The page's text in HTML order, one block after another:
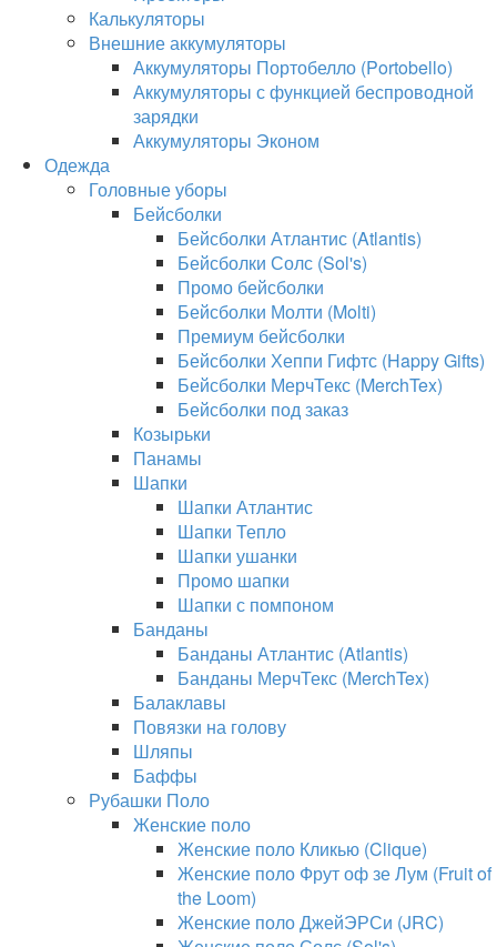
Калькуляторы
Внешние аккумуляторы
Аккумуляторы Портобелло (Portobello)
Аккумуляторы с функцией беспроводной
зарядки
Аккумуляторы Эконом
Одежда
Головные уборы
Бейсболки
Бейсболки Атлантис (Atlantis)
Бейсболки Солс (Sol's)
Промо бейсболки
Бейсболки Молти (Molti)
Премиум бейсболки
Бейсболки Хеппи Гифтс (Happy Gifts)
Бейсболки МерчТекс (MerchTex)
Бейсболки под заказ
Козырьки
Панамы
Шапки
Шапки Атлантис
Шапки Тепло
Шапки ушанки
Промо шапки
Шапки с помпоном
Банданы
Банданы Атлантис (Atlantis)
Банданы МерчТекс (MerchTex)
Балаклавы
Повязки на голову
Шляпы
Баффы
Рубашки Поло
Женские поло
Женские поло Кликью (Clique)
Женские поло Фрут оф зе Лум (Fruit of
the Loom)
Женские поло ДжейЭРСи (JRC)